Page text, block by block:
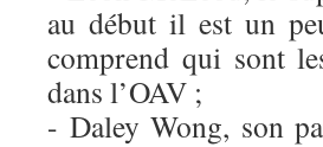
au début il est un
comprend qui sont
dans l’OAV ;
- Daley Wong, son